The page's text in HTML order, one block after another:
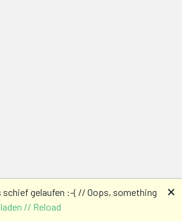
schief gelaufen :-( // Oops, something
// Reload
🗙